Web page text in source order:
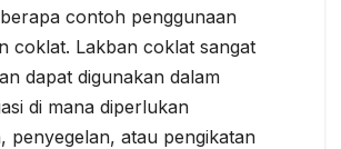
contoh penggunaan
coklat. Lakban coklat sangat
dapat digunakan dalam
di mana diperlukan
penyegelan, atau pengikatan